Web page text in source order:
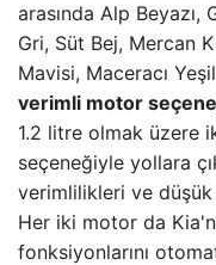
arasında Alp Beyazı,
Gri, Süt Bej, Mercan
Mavisi, Maceracı
verimli motor
1.2 litre olmak üzere
seçeneğiyle yollara
verimlilikleri ve düşük
Her iki motor da
fonksiyonlarını